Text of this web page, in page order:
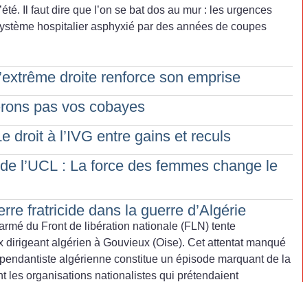
Il faut dire que l’on se bat dos au mur : les urgences
hospitalier asphyxié par des années de coupes
droite renforce son emprise
pas vos cobayes
droit à l’IVG entre gains et reculs
l’UCL : La force des femmes change le
fratricide dans la guerre d’Algérie
du Front de libération nationale (FLN) tente
dirigeant algérien à Gouvieux (Oise). Cet attentat manqué
algérienne constitue un épisode marquant de la
les organisations nationalistes qui prétendaient